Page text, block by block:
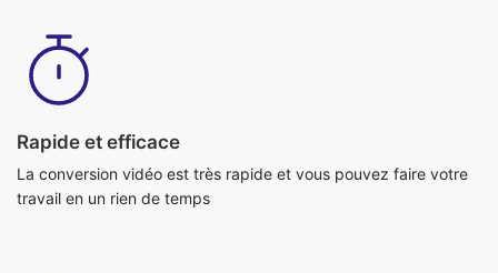
Rapide et efficace
La conversion vidéo est très rapide et vous pouvez faire votre
travail en un rien de temps